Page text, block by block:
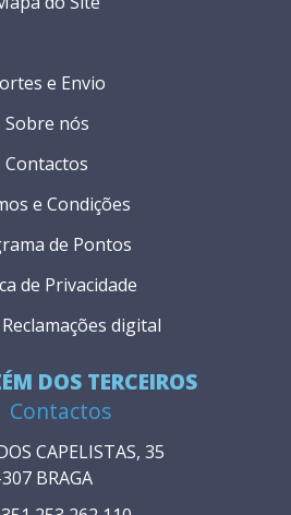
DOS TERCEIROS
Contactos
CAPELISTAS, 35
BRAGA
e Envio
Sobre nós
Contactos
e Condições
de Pontos
de Privacidade
digital